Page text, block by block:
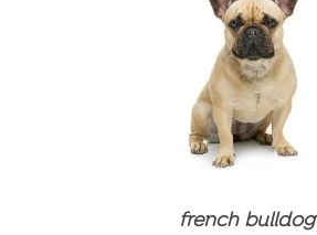
Προϊόντα περιποίησης
Προϊόντα οδοντιατρικής φροντίδας
Συμπληρώματα διατροφής και βιταμίνες
Προϊόντα περιποίησης
Υγρές τροφές (κονσέρβες)
Προϊόντα οδοντιατρικής φροντίδας
Συμπληρώματα διατροφής και βιταμίνες
Προϊόντα περιποίησης
Υγρές τροφές (κονσέρβες)
Προϊόντα οδοντιατρικής φροντίδας
Συμπληρώματα διατροφής και βιταμίνες
Προϊόντα περιποίησης
french bulldog